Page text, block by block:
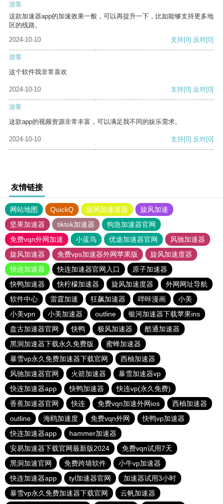
游客
这款加速器app的加速效果一般，可以再提升一下，比如能够支持更多地
区的线路。
2024-10-10
支持[0] 反对[0]
游客
这个软件我非常喜欢
2024-10-10 支持[0] 反对[0]
游客
这款app的视频资源非常丰富，可以满足我不同的娱乐需求。
2024-10-10 支持[0] 反对[0]
友情链接
网站地图 QuickQ 旋风加速度器
旋风加速
坚果加速器
tiktok加速器
狗急加速器官网
免费vqn外网加速
小蓝鸟 优途加速器官网
风驰加速器
旋风加速器
免费vps加速器外网苹果版
旋风加速度器
快连加速器
快连加速器官网入口
原子加速器
快鸭加速器
快柠檬加速器 旋风加速度器
外网网址导航
软件中心
雷霆加速 狂飙加速器 哔咔漫画
小美
小美vpn
小美加速器 outline
银河加速器下载苹果ins
盘古加速器官网
快鸭 极风加速器
酷通加速器
黑洞加速器下载永久免费版
蜜蜂加速器
暴雪vp永久免费加速器下载官网
西柚加速器
风驰加速器官网
火箭加速器
暴雪加速器vp
快连加速器app
快鸭加速器
快连vp(永久免费)
香蕉加速器官网
快连 免费vqn加速外网ios
西柚加速器
outline
海鸥加速度 免费vqn外网
快鸭vp加速器
快连加速器app
hammer加速器
安易加速器下载官网最新版2024
免费vqn试用7天
黑洞加速官网
免费跨墙软件
小牛vp加速器
快连加速器app
tyl加速器官网
加速器试用3小时
暴雪vp永久免费加速器下载官网
云帆加速器